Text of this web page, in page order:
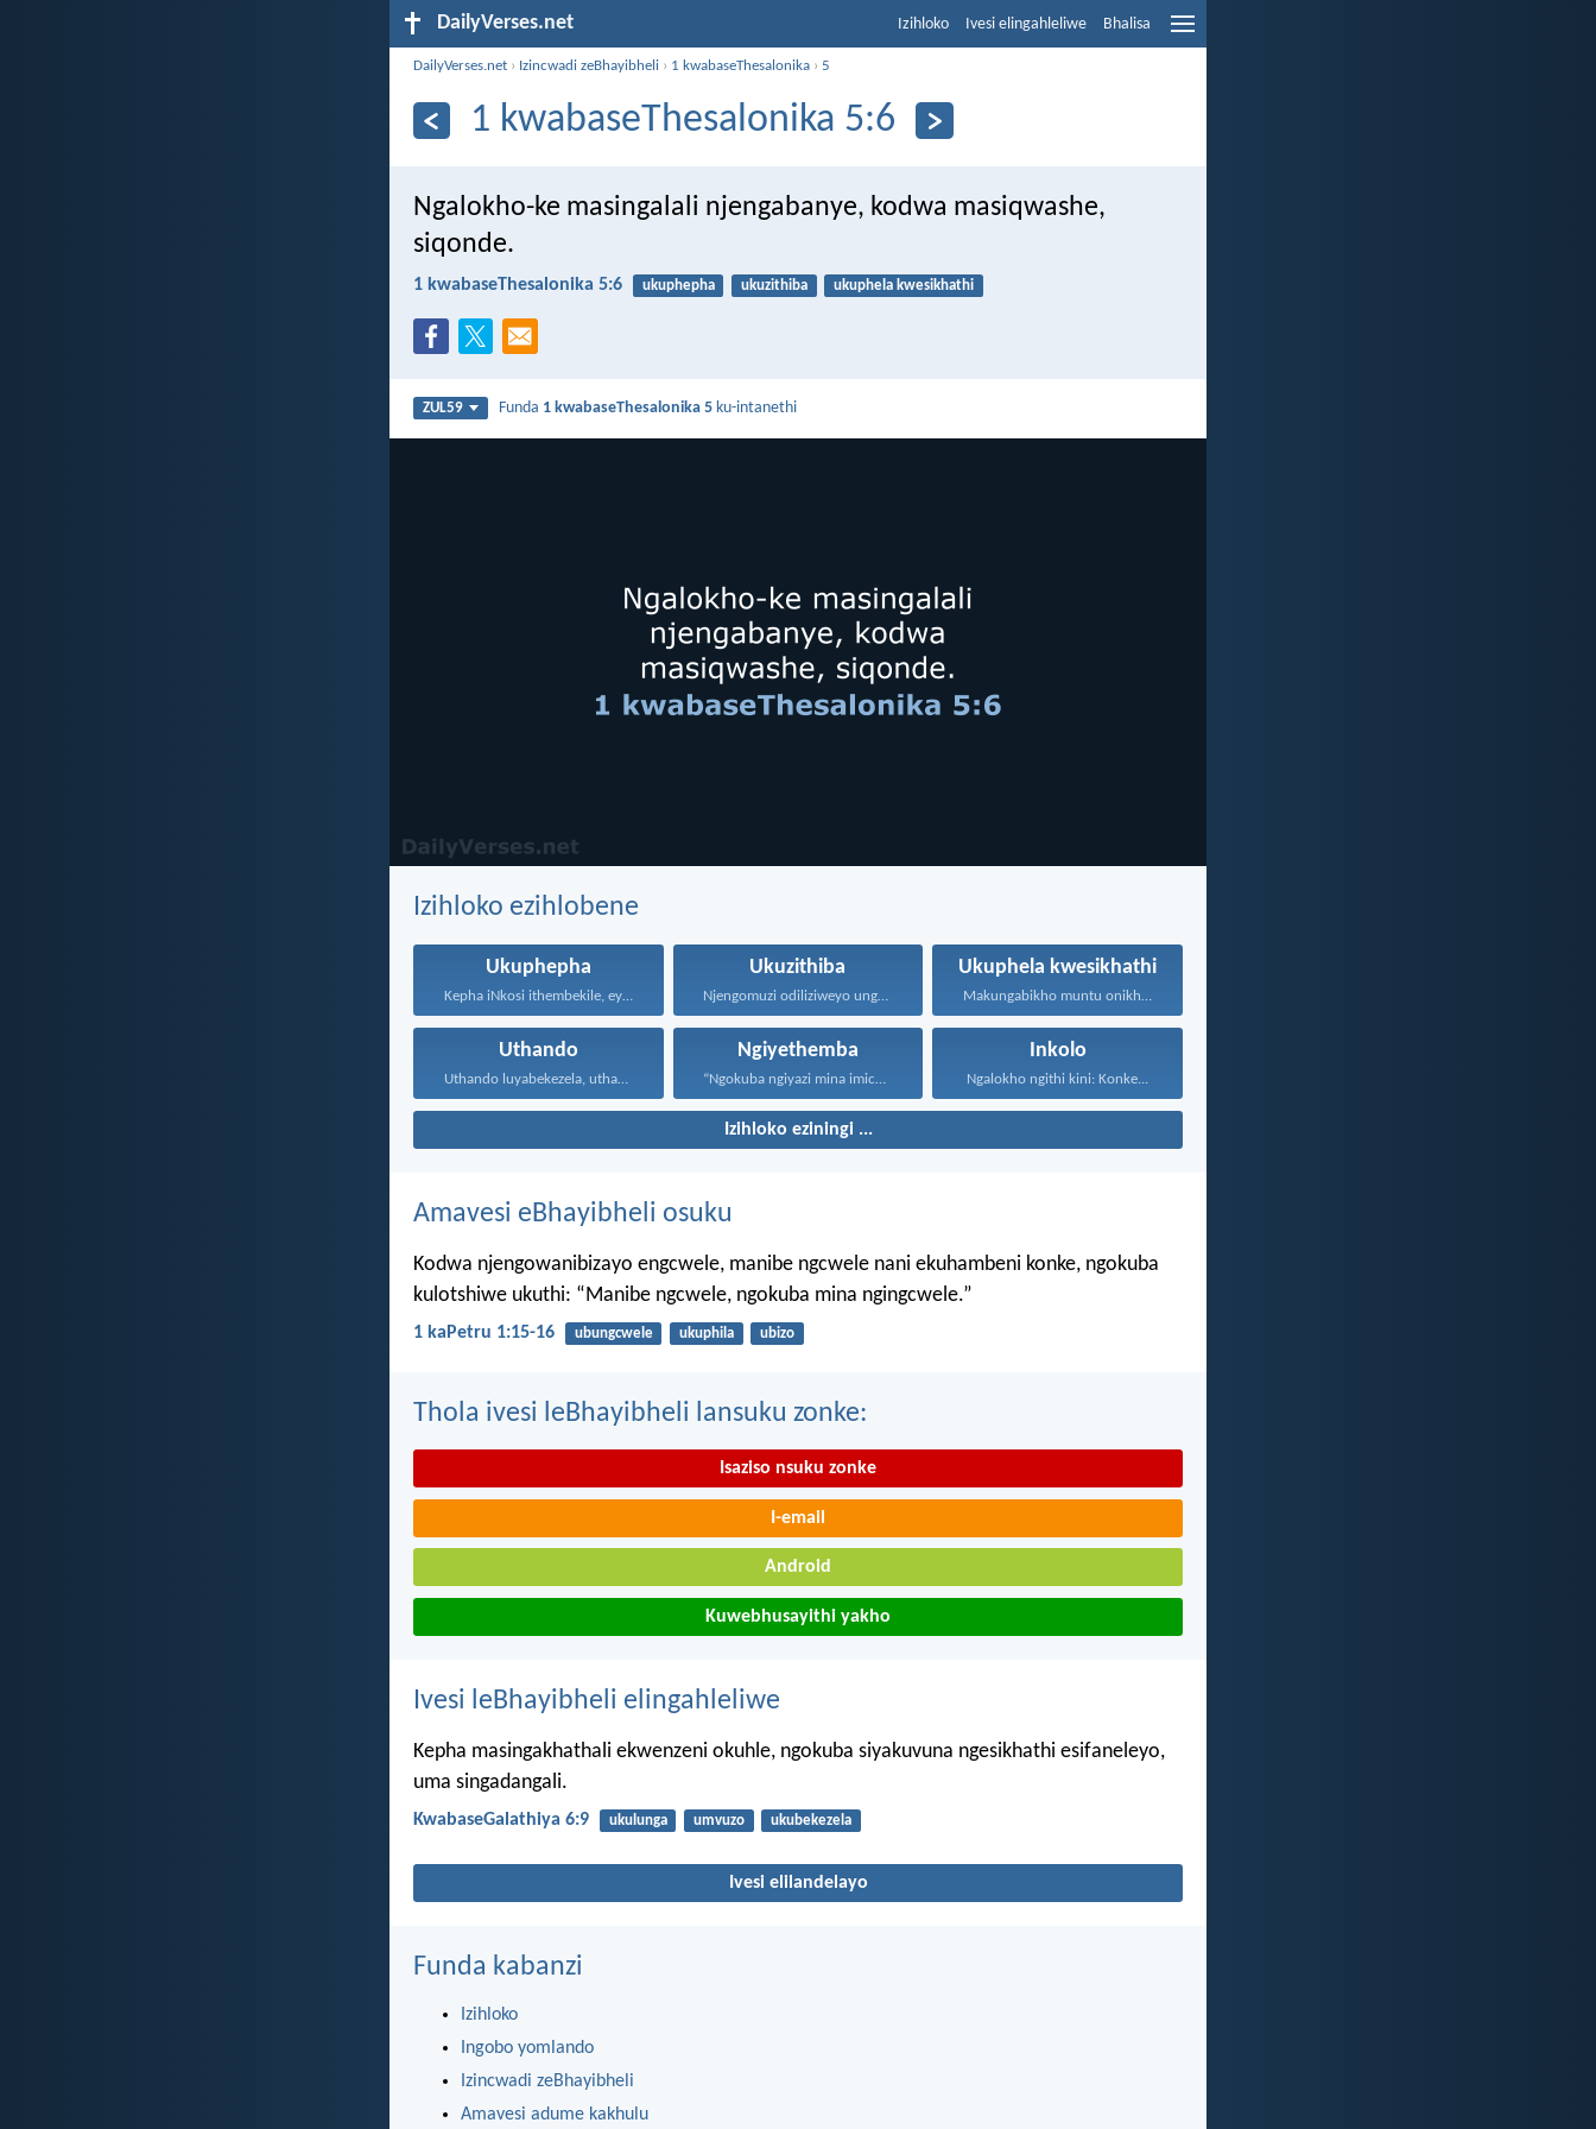
DailyVerses.net Izihloko Ivesi elingahleliwe Bhalisa
DailyVerses.net › Izincwadi zeBhayibheli › 1 kwabaseThesalonika ›5
1 kwabaseThesalonika 5:6
Ngalokho-ke masingalali njengabanye, kodwa masiqwashe,
siqonde.
1 kwabaseThesalonika 5:6 ukuphepha ukuzithiba ukuphela kwesikhathi
ZUL59 Funda 1 kwabaseThesalonika 5 ku-intanethi
Izihloko ezihlobene
Ukuphepha
Kepha iNkosi ithembekile, eyakuniqinisa...
Ukuzithiba Ukuphela kwesikhathi
Uthando
Uthando luyabekezela, uthando lumnene...
Ngiyethemba Inkolo
Ngalokho ngithi kini: Konke...
Izihloko eziningi ...
Amavesi eBhayibheli osuku
Kodwa njengowanibizayo engcwele, manibe ngcwele nani ekuhambeni konke, ngokuba
kulotshiwe ukuthi: “Manibe ngcwele, ngokuba mina ngingcwele.”
1 kaPetru 1:15-16 ubungcwele ukuphila ubizo
Thola ivesi leBhayibheli lansuku zonke:
Isaziso nsuku zonke
I-email
Android
Kuwebhusayithi yakho
Ivesi leBhayibheli elingahleliwe
Kepha masingakhathali ekwenzeni okuhle, ngokuba siyakuvuna ngesikhathi esifaneleyo,
uma singadangali.
KwabaseGalathiya 6:9 ukulunga umvuzo ukubekezela
Ivesi elilandelayo
Funda kabanzi
Izihloko
Ingobo yomlando
Izincwadi zeBhayibheli
Amavesi adume kakhulu